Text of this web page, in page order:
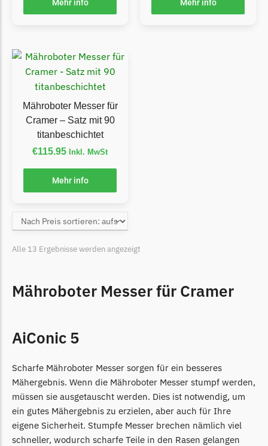
McCulloch
Medion
Medion Messer
Mountfield
Mountfield Messer
Begrenzungsdraht
NAC
Begrenzungsdraht
Orbex Messer
Begrenzungsdraht
Philips
Philips Messer
Mehr info Mehr info
Mähroboter Messer für
Cramer – Satz mit 90
titanbeschichtet
€115.95 Inkl. MwSt
Mehr info
Alle 13 Ergebnisse werden angezeigt
Mähroboter Messer für Cramer
AiConic 5
Scharfe Mähroboter Messer sorgen für ein besseres
Mähergebnis. Wenn die Mähroboter Messer stumpf werden,
müssen sie ausgetauscht werden. Dies ist notwendig, um
ein gutes Mähergebnis zu erzielen, aber auch für Ihre
eigene Sicherheit. Stumpfe Messer brechen nämlich viel
schneller, wodurch scharfe Teile in den Rasen gelangen